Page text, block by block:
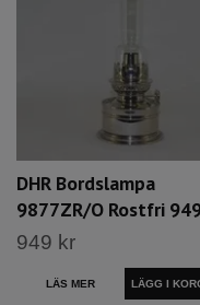
DHR Bordslampa
9877ZR/O Rostfri
949 kr
LÄS MER